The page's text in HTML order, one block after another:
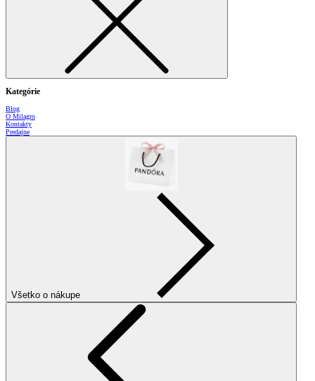
Kategórie
Blog
O Milagro
Kontakty
Predajne
Všetko o nákupe